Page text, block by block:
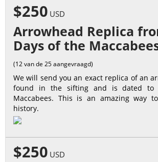
$250 USD
Arrowhead Replica
Days of the
(12 van de 25 aangevraagd)
We will send you an exact replica of an
found in the sifting and is dated to
Maccabees. This is an amazing way
history.
$250 USD